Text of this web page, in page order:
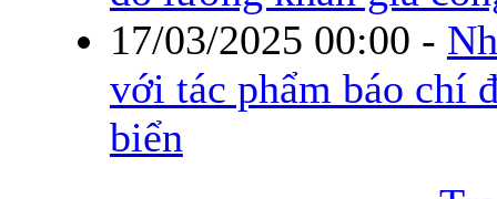
17/03/2025 00:00 -
với tác phẩm báo chí
biển